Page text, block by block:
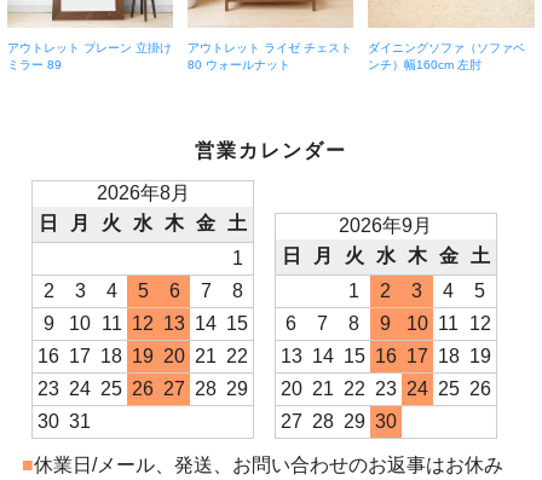
アウトレット プレーン 立掛け
ミラー 89
アウトレット ライゼ チェスト
80 ウォールナット
ダイニングソファ（ソファベ
ンチ）幅160cm 左肘
営業カレンダー
2026年8月
日
月 火 水 木 金
土
1
2
3 4 5 6 7
8
9
10 11 12 13 14 15
16 17 18 19 20 21 22
23 24 25 26 27 28 29
30 31
2026年9月
日
月 火 水 木 金
土
1
2 3 4
5
6
7 8 9 10 11
12
13 14 15 16 17 18 19
20 21 22 23 24 25 26
27 28 29 30
■休業日/メール、発送、お問い合わせのお返事はお休み